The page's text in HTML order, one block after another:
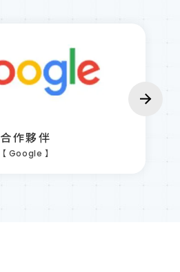
合作夥伴
【 Google 】